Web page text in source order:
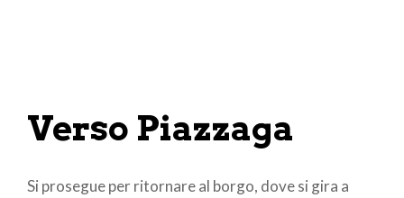
Verso Piazzaga
Si prosegue per ritornare al borgo, dove si gira a